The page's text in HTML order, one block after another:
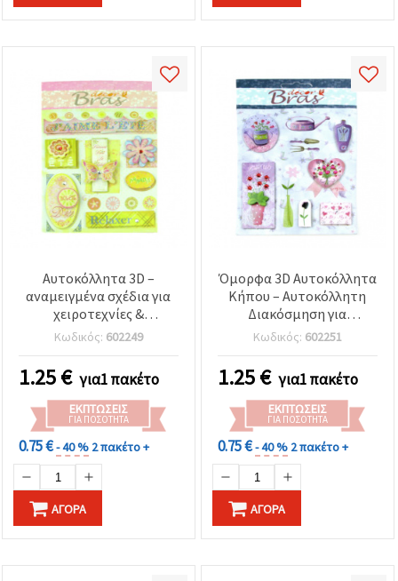
Αυτοκόλλητα 3D –
αναμειγμένα σχέδια για
χειροτεχνίες &
scrapbooking
Κωδικός: 602249
1.25€ για1 πακέτο
ΕΚΠΤΏΣΕΙΣ
ΓΙΑ ΠΟΣΌΤΗΤΑ
0.75 €- 40 % 2 πακέτο +
ΑΓΟΡΆ
Όμορφα 3D Αυτοκόλλητα
Κήπου – Αυτοκόλλητη
Διακόσμηση για
Χειροτεχνίες,
Scrapbooking &
Διακόσμηση Σπιτιού
Κωδικός: 602251
1.25€ για1 πακέτο
ΕΚΠΤΏΣΕΙΣ
ΓΙΑ ΠΟΣΌΤΗΤΑ
0.75 €- 40 % 2 πακέτο +
ΑΓΟΡΆ